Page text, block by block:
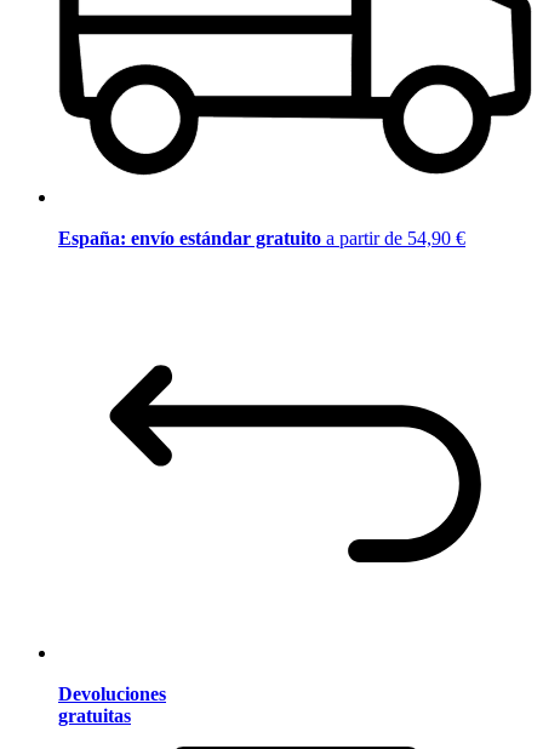
España: envío estándar gratuito a partir de 54,90 €
Devoluciones
gratuitas